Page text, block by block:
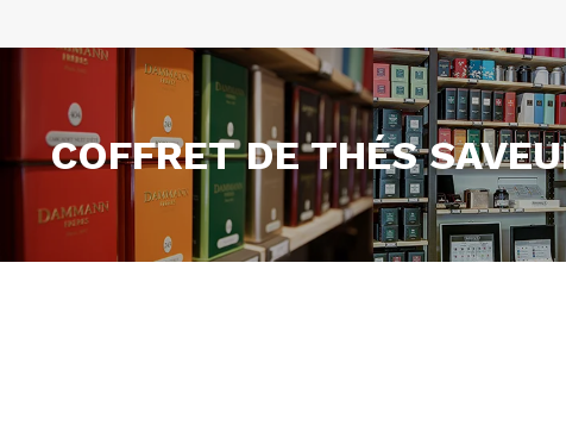
COFFRET DE THÉS